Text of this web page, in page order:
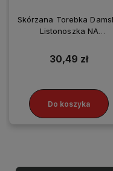
Skórzana Torebka
Listonoszka NA
30,49 zł
Do koszyka